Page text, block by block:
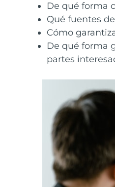
De qué forma
Qué fuentes
Cómo
De qué forma
partes